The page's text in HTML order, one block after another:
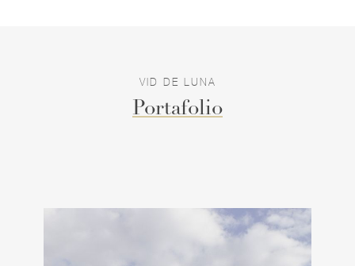
VID DE LUNA
Portafolio